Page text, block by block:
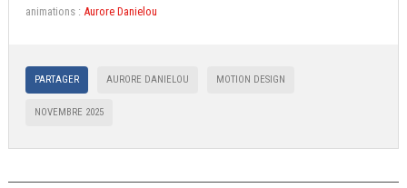
animations : Aurore Danielou
PARTAGER AURORE DANIELOU MOTION DESIGN
NOVEMBRE 2025